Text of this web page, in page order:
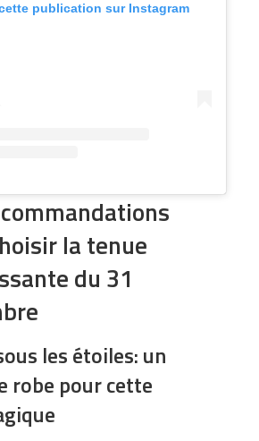
publication sur Instagram
la tenue
du 31
les étoiles: un
robe pour cette